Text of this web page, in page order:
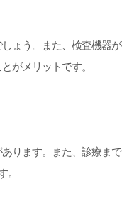
ょう。また、検査機器が
がメリットです。
ります。また、診療まで
。